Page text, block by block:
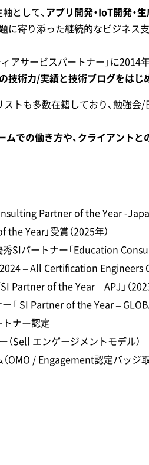
として、 アプリ開発・IoT開発・
に寄り添った継続的なビジネス
アサービスパートナー」に
技術力/実績と技術ブログをはじ
トも多数在籍しており、勉強
ムでの働き方や、クライアント
Partner of the Year -Japan
Year」受賞（2025年）
SIパートナー「Education
– All Certification Engineers
Partner of the Year – APJ」（
SI Partner of the Year –
ナー認定
Sell エンゲージメントモデル）
OMO / Engagement認定バッジ取